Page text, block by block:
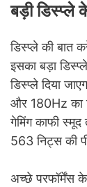
बड़ी डिस्प्ले
डिस्प्ले की बात
इसका बड़ा
डिस्प्ले दिया
और 180Hz का
गेमिंग काफी
563 निट्स की
अच्छे परफॉर्मेंस